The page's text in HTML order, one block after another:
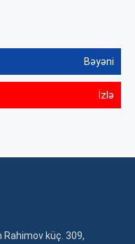
Bəyəni
İzlə
küç. 309,